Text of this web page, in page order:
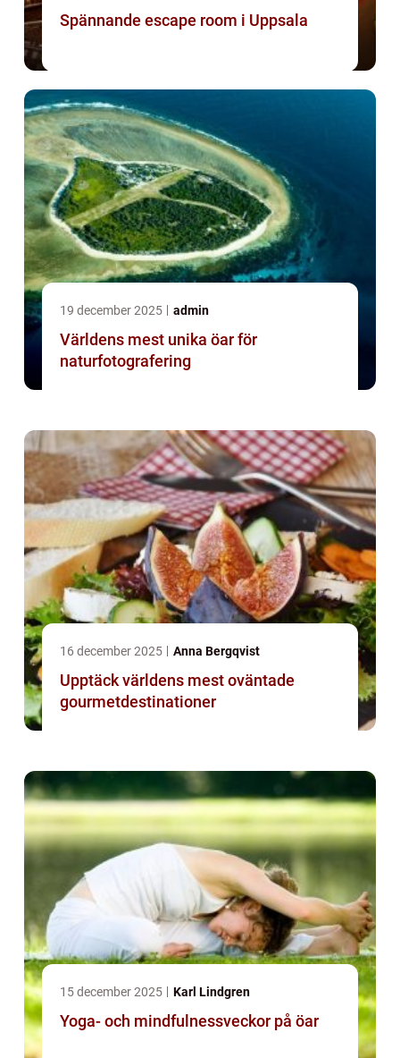
Spännande escape room i Uppsala
19 december 2025 admin
Världens mest unika öar för
naturfotografering
16 december 2025 Anna Bergqvist
Upptäck världens mest oväntade
gourmetdestinationer
15 december 2025 Karl Lindgren
Yoga- och mindfulnessveckor på öar